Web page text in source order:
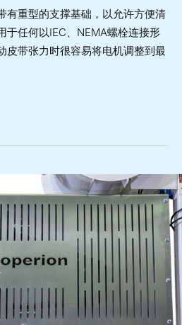
有重型的支撑基础，以允许方便清
于任何以IEC、NEMA螺栓连接形
皮带张力时很容易将电机调整到最